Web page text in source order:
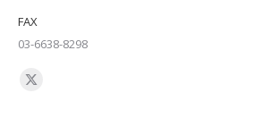
FAX
03-6638-8298
Find us on:
X